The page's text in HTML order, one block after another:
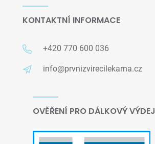
KONTAKTNÍ INFORMACE
+420 770 600 036
info@prvnizvirecilekarna.cz
OVĚŘENÍ PRO DÁLKOVÝ VÝDEJ